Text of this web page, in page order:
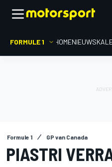
FORMULE 1 HOMENIEUWS
Formule 1 GP van Canada
PIASTRI